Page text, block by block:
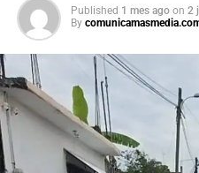
procesos de revisión
afirmó que el peso
al dólar y reiteró que el país
tras los recientes incidentes
celebraciones en la capital.
Published 1 mes ago on 2
By